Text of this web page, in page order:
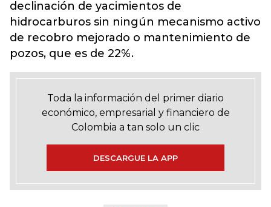
declinación de yacimientos de
hidrocarburos sin ningún mecanismo activo
de recobro mejorado o mantenimiento de
pozos, que es de 22%.
Toda la información del primer diario
económico, empresarial y financiero de
Colombia a tan solo un clic
DESCARGUE LA APP